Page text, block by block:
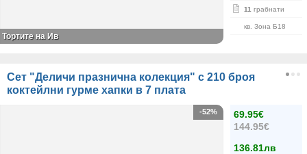
11 грабнати
кв. Зона Б18
Тортите на Ив
Сет "Деличи празнична колекция" с 210 броя
коктейлни гурме хапки в 7 плата
69.95€
144.95€
136.81лв
-52%